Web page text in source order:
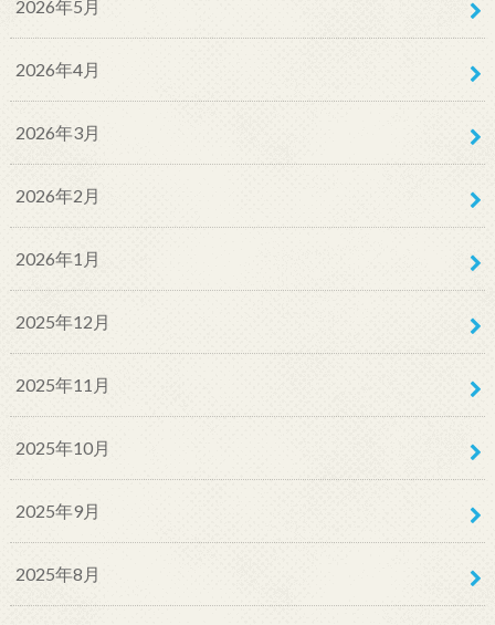
2026年5月
2026年4月
2026年3月
2026年2月
2026年1月
2025年12月
2025年11月
2025年10月
2025年9月
2025年8月